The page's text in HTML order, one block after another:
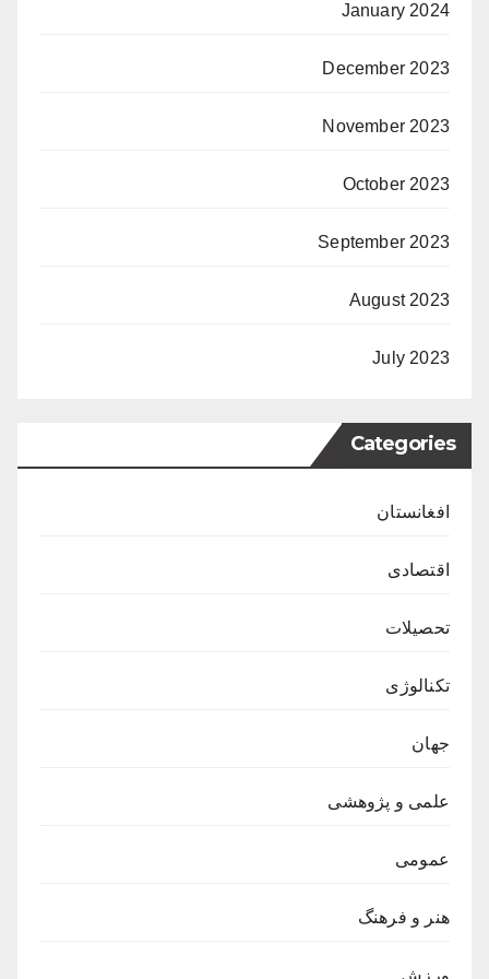
January 2024
December 2023
November 2023
October 2023
September 2023
August 2023
July 2023
Categories
افغانستان
اقتصادی
تحصیلات
تکنالوژی
جهان
علمی و پژوهشی
عمومی
هنر و فرهنگ
ورزش